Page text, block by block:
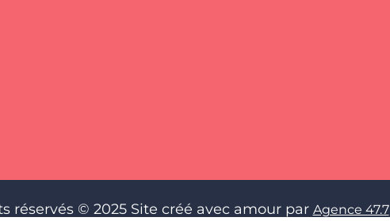
réservés © 2025 Site créé avec amour par Agence 47.7